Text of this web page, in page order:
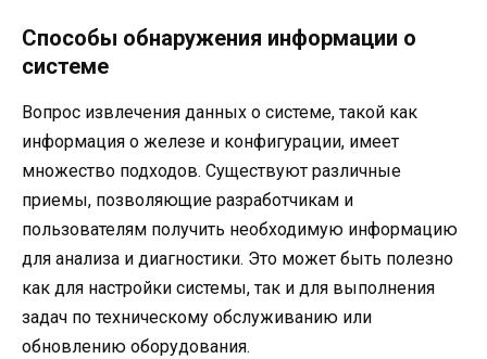
Способы обнаружения информации о
системе
Вопрос извлечения данных о системе, такой как
информация о железе и конфигурации, имеет
множество подходов. Существуют различные
приемы, позволяющие разработчикам и
пользователям получить необходимую информацию
для анализа и диагностики. Это может быть полезно
как для настройки системы, так и для выполнения
задач по техническому обслуживанию или
обновлению оборудования.